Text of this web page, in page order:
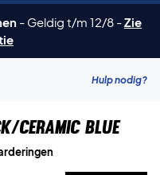
- Geldig t/m 12/8 -Zie
Hulp nodig?
Ceramic Blue